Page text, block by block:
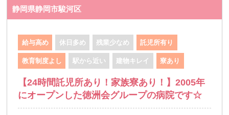
静岡県静岡市駿河区
給与高め 休日多め 残業少なめ 託児所有り
教育制度よし 駅から近い 建物キレイ 寮あり
【24時間託児所あり！家族寮あり！】2005年
にオープンした徳洲会グループの病院です☆